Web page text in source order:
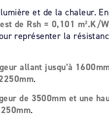
et de la chaleur.
de Rsh = 0,101 m².K/
représenter la
allant jusqu’à
.
de 3500mm et une
.